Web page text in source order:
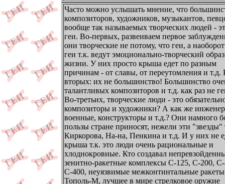
Часто можно услышать мнение, что
композиторов, художников, музыкантов,
вообще так называемых творческих людей -
геи. Во-первых, развеиваем первое
они творческие не потому, что геи, а
геи т.к. ведут эмоционально-творческий образ
жизни. У них просто крыша едет по разным
причинам - от славы, от переутомления и т.д.
вторых: их не большинство! Большинство
талантливых композиторов и т.д. как раз не
Во-третьих, творческие люди - это
композиторы и художники? А как же
военные, конструкторы и т.д.? Они намного
пользы стране приносят, нежели эти "звезды"
Киркорова, На-на, Пенкина и т.д. И у них не
крыша т.к. это люди очень рациональные и
хлоднокровные. Кто создавал
зенитно-ракетные комплексы С-125, С-200,
С-400, неуязвимые межконтинтальные ракеты
Тополь-М, лучшее в мире стрелковое оружие